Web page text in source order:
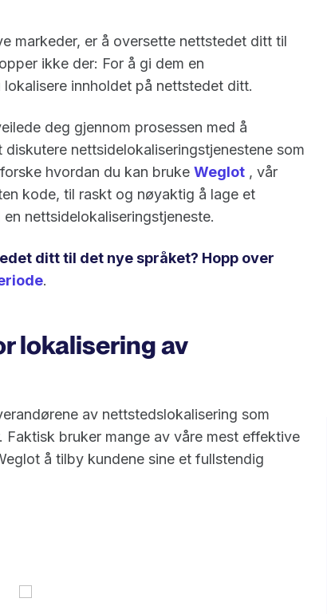
markeder, er å oversette nettstedet ditt til
ikke der: For å gi dem en
innholdet på nettstedet ditt.
deg gjennom prosessen med å
nettsidelokaliseringstjenestene som
hvordan du kan bruke Weglot , vår
kode, til raskt og nøyaktig å lage et
nettsidelokaliseringstjeneste.
ditt til det nye språket? Hopp over
.
lokalisering av
av nettstedslokalisering som
bruker mange av våre mest effektive
å tilby kundene sine et fullstendig